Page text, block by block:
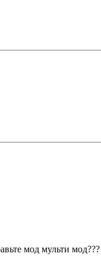
мод мульти мод???